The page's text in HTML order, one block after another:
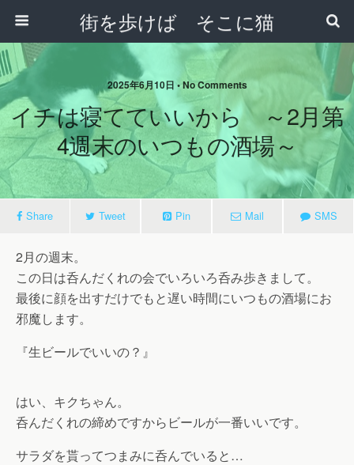
街を歩けば そこに猫
2025年6月10日 • No Comments
イチは寝てていいから ～2月第
4週末のいつもの酒場～
Share Tweet Pin Mail SMS
2月の週末。
この日は呑んだくれの会でいろいろ呑み歩きまして。
最後に顔を出すだけでもと遅い時間にいつもの酒場にお
邪魔します。
『生ビールでいいの？』
はい、キクちゃん。
呑んだくれの締めですからビールが一番いいです。
サラダを貰ってつまみに呑んでいると…